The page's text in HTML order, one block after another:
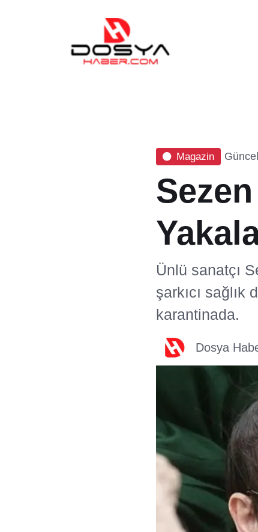
Magazin
Ünlü sanatçı
şarkıcı sağlık
karantinada.
Dosya